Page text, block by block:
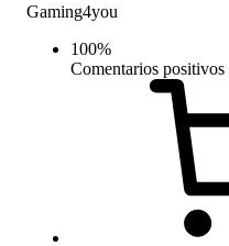
Gaming4you
100%
Comentarios positivos